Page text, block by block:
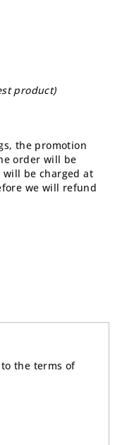
product)
the promotion
order will be
be charged at
we will refund
the terms of